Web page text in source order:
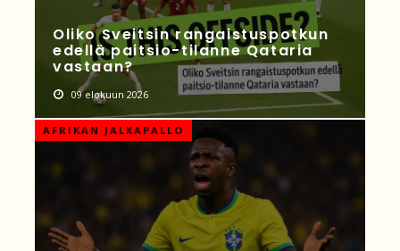
Oliko Sveitsin rangaistuspotkun
edellä paitsio-tilanne Qataria
vastaan?
09 elokuun 2026
AFRIKAN JALKAPALLO